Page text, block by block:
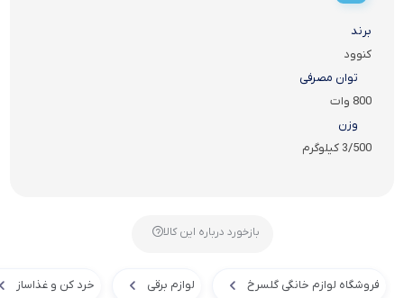
برند
کنوود
توان مصرفی
800 وات
وزن
3/500 کیلوگرم
بازخورد درباره این کالا
فروشگاه لوازم خانگی گلسرخ لوازم برقی خرد کن و غذاساز